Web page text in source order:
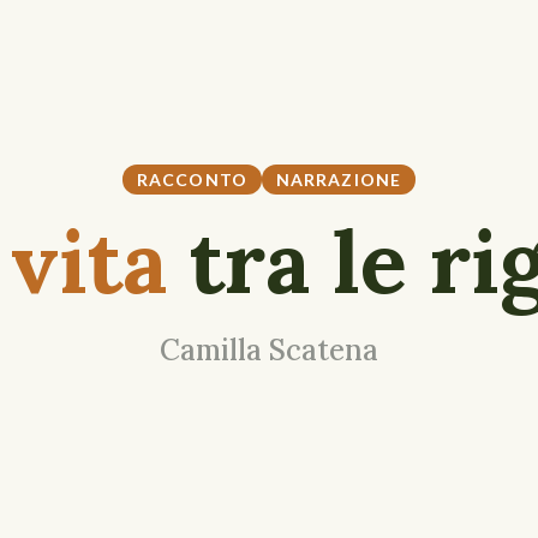
RACCONTO NARRAZIONE
tra le
Camilla Scatena